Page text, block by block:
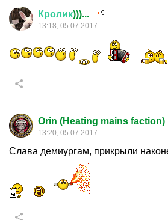
Кролик)))...
13:18, 05.07.2017
Orin (Heating mains faction)
13:20, 05.07.2017
Слава демиургам, прикрыли